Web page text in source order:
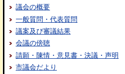
議会の概要
一般質問・代表質問
議案及び審議結果
会議の傍聴
請願・陳情・意見書・決議・声明
市議会だより